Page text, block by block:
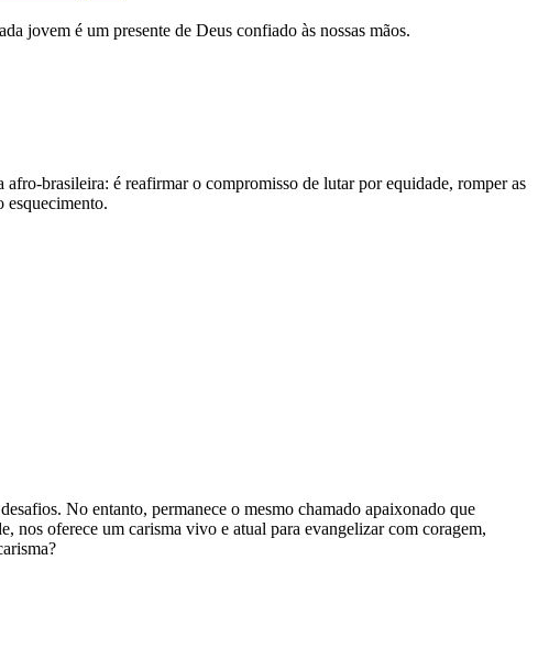
jovem é um presente de Deus confiado às nossas mãos.
brasileira: é reafirmar o compromisso de lutar por equidade, romper as
esquecimento.
No entanto, permanece o mesmo chamado apaixonado que
nos oferece um carisma vivo e atual para evangelizar com coragem,